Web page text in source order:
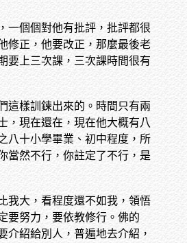
一個個對他有批評，批評都很
修正，他要改正，那麼最後老
要上三次課，三次課時間很有
這樣訓鍊出來的。時間只有兩
，現在還在，現在他大概有八
八十小學畢業、初中程度，所
當然不行，你註定了不行，是
我大，看程度還不如我，領悟
要努力，要依教修行。佛的
紹給別人，普遍地去介紹，